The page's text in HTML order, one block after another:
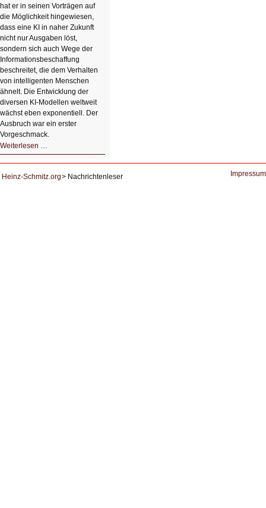
hat er in seinen Vorträgen auf
die Möglichkeit hingewiesen,
dass eine KI in naher Zukunft
nicht nur Ausgaben löst,
sondern sich auch Wege der
Informationsbeschaffung
beschreitet, die dem Verhalten
von intelligenten Menschen
ähnelt. Die Entwicklung der
diversen KI-Modellen weltweit
wächst eben exponentiell. Der
Ausbruch war ein erster
Vorgeschmack.
Weiterlesen …
Der
KI
Heinz-Schmitz.org Nachrichtenleser Impressum